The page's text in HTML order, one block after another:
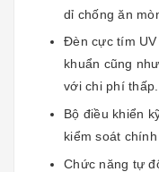
dỉ chống ăn
Đèn cực tím
khuẩn cũng
với chi phí thấp.
Bộ điều khiển
kiểm soát
Chức năng tự